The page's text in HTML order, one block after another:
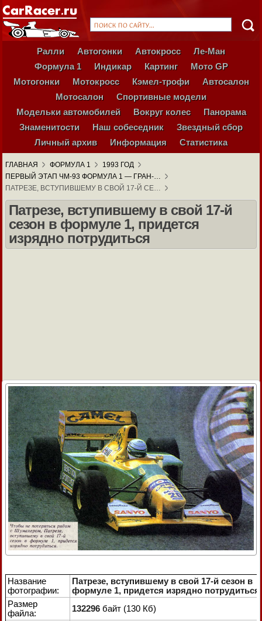
Ралли Автогонки Автокросс
Ле-Ман
Формула 1
Индикар Картинг
Мото GP
Мотогонки
Мотокросс Кэмел-трофи
Автосалон
Мотосалон
Спортивные модели
Модельки автомобилей
Вокруг колес
Панорама
Знаменитости
Наш собеседник
Звездный сбор
Личный архив
Информация Статистика
ГЛАВНАЯ ФОРМУЛА 1
1993 ГОД
ПЕРВЫЙ ЭТАП ЧМ-93 ФОРМУЛА 1 — ГРАН-…
ПАТРЕЗЕ, ВСТУПИВШЕМУ В СВОЙ 17-Й СЕ…
Патрезе, вступившему в свой 17-й
сезон в формуле 1, придется
изрядно потрудиться
Название
фотографии:
Патрезе, вступившему в свой 17-й сезон в
формуле 1, придется изрядно потрудиться
Размер
файла:
132296 байт (130 Кб)